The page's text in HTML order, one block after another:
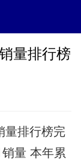
量排行榜
量排行榜完
量 本年累